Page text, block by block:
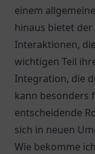
einem
hinaus bietet
Interaktionen,
wichtigen Teil
Integration, die
kann besonders
entscheidende
sich in neuen
Wie bekomme